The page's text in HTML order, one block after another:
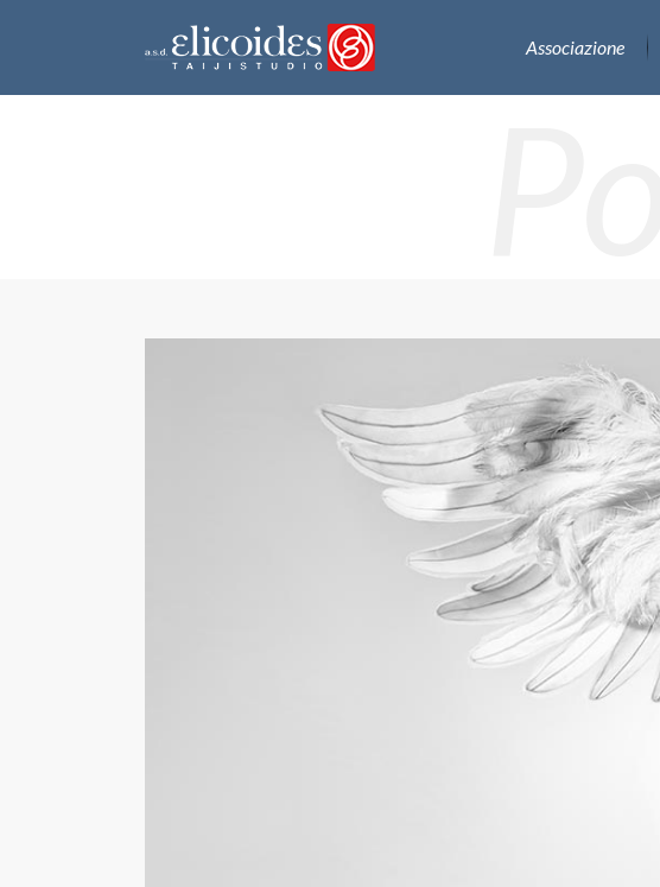
Associazione